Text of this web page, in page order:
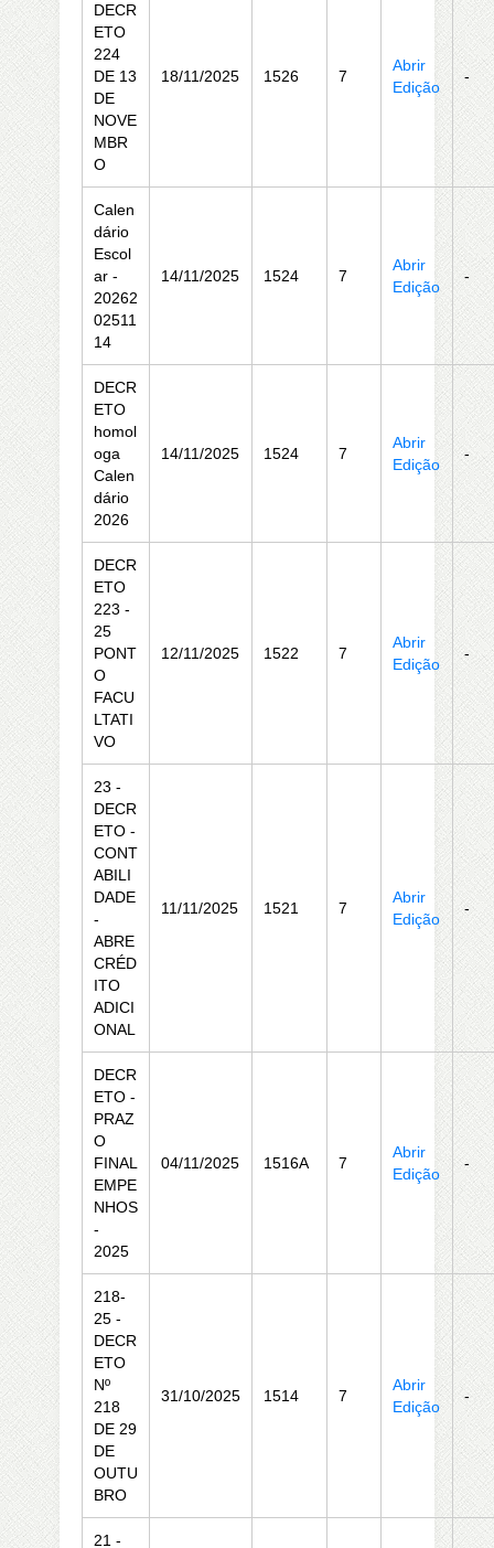
DECR
ETO
224
DE 13
DE
NOVE
MBR
O
18/11/2025 1526 7
Abrir
Edição
-
Calen
dário
Escol
ar -
20262
02511
14
14/11/2025 1524 7
Abrir
Edição
-
DECR
ETO
homol
oga
Calen
dário
2026
14/11/2025 1524 7
Abrir
Edição
-
DECR
ETO
223 -
25
PONT
O
FACU
LTATI
VO
12/11/2025 1522 7
Abrir
Edição
-
23 -
DECR
ETO -
CONT
ABILI
DADE
-
ABRE
CRÉD
ITO
ADICI
ONAL
11/11/2025 1521 7
Abrir
Edição
-
DECR
ETO -
PRAZ
O
FINAL
EMPE
NHOS
-
2025
04/11/2025 1516A 7
Abrir
Edição
-
218-
25 -
DECR
ETO
Nº
218
DE 29
DE
OUTU
BRO
31/10/2025 1514 7
Abrir
Edição
-
21 -